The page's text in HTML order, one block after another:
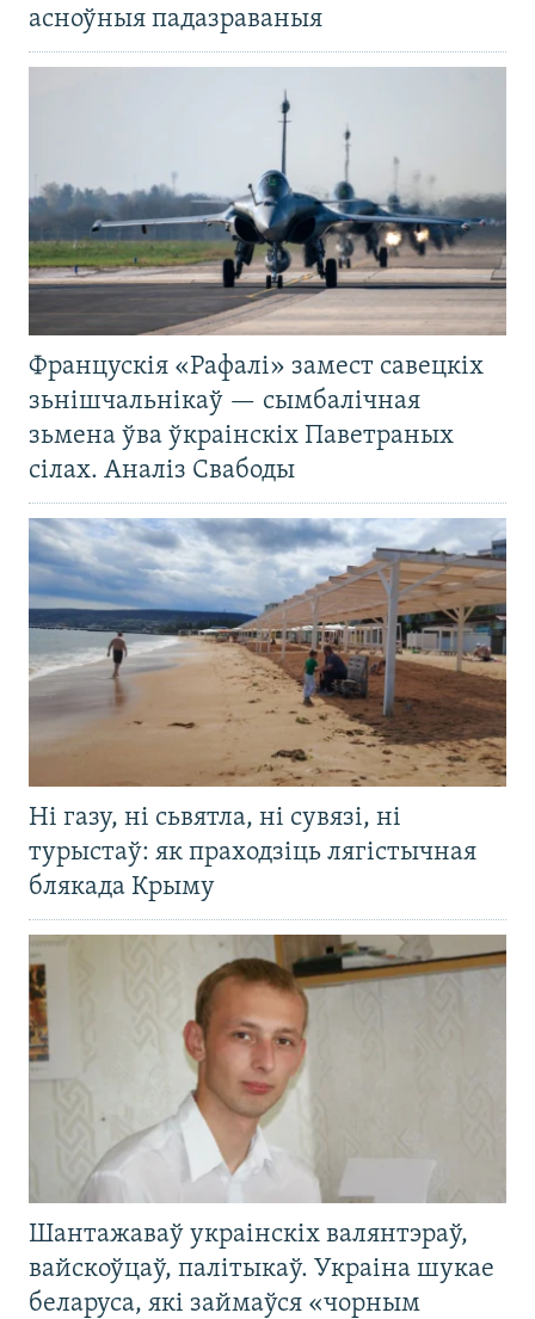
асноўныя падазраваныя
Францускія «Рафалі» замест савецкіх
зьнішчальнікаў — сымбалічная
зьмена ўва ўкраінскіх Паветраных
сілах. Аналіз Свабоды
Ні газу, ні сьвятла, ні сувязі, ні
турыстаў: як праходзіць лягістычная
блякада Крыму
Шантажаваў украінскіх валянтэраў,
вайскоўцаў, палітыкаў. Украіна шукае
беларуса, які займаўся «чорным